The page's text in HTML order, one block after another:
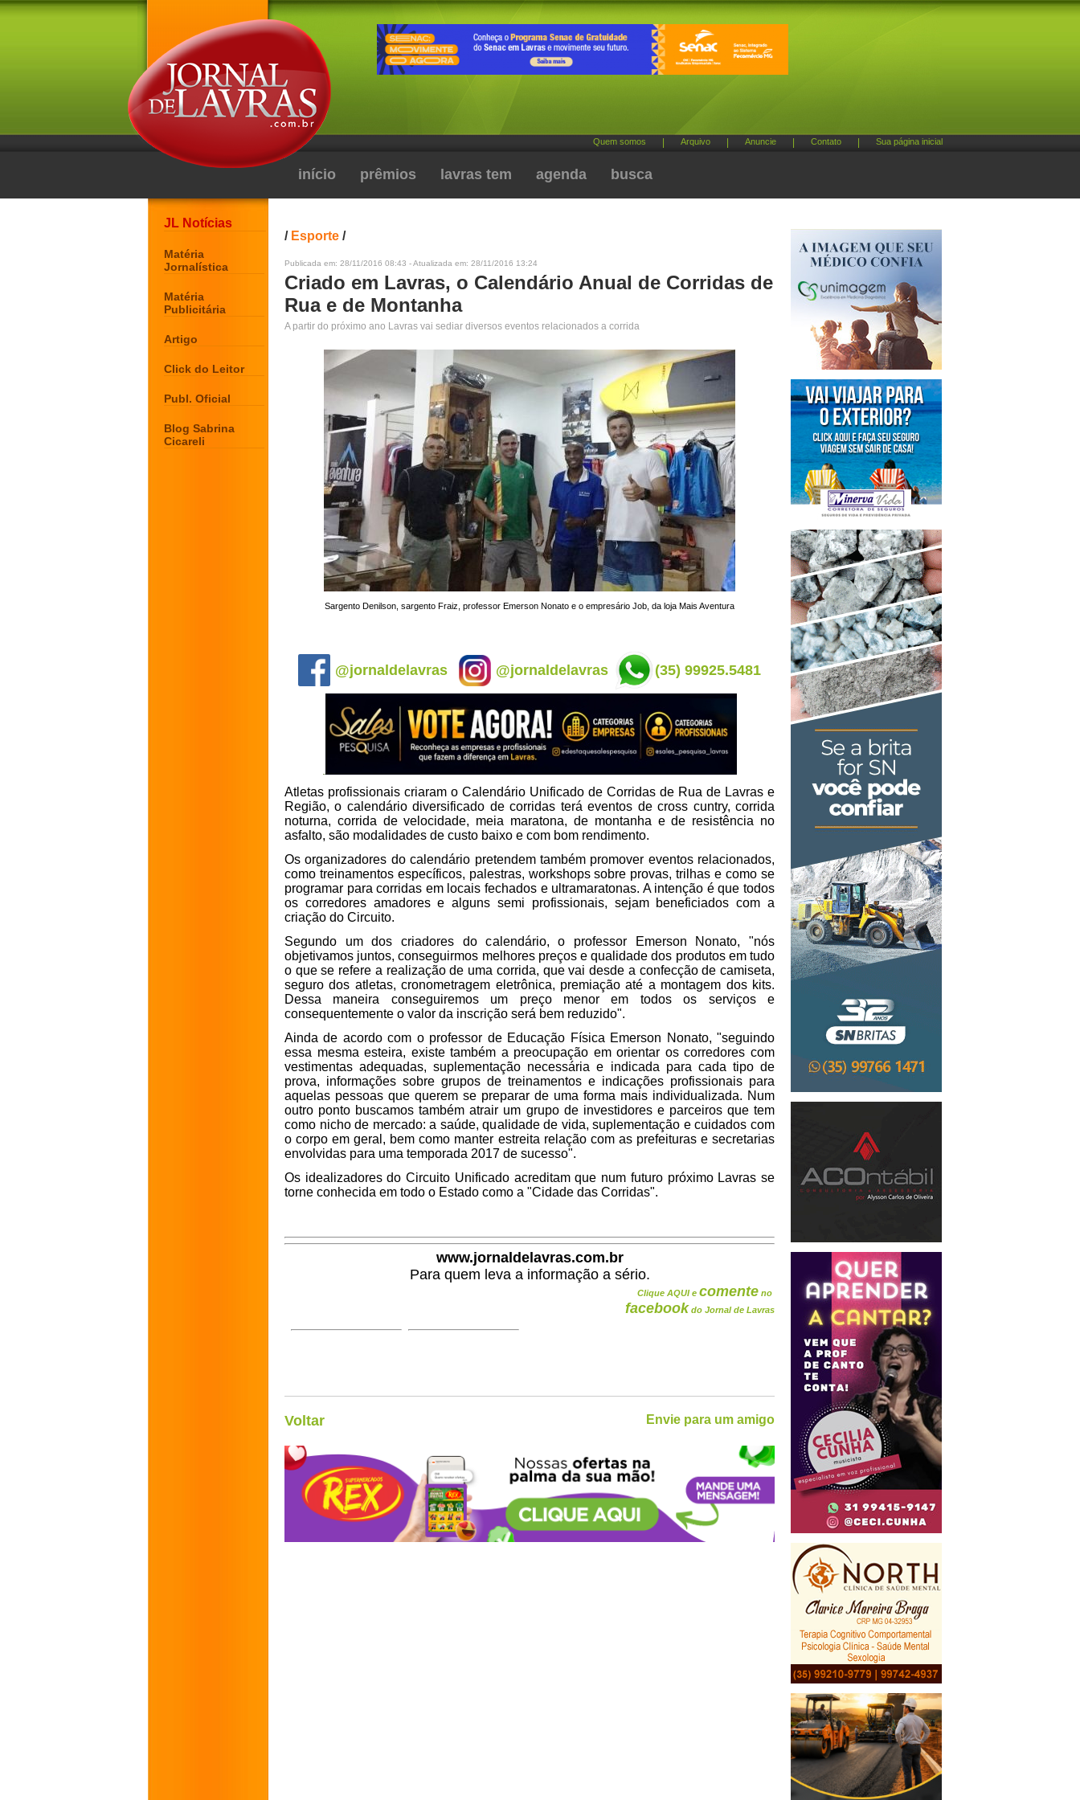
Quem somos Arquivo Anuncie Contato Sua página inicial
início prêmios lavras tem agenda busca
JL Notícias
Matéria
Jornalística
Matéria
Publicitária
Artigo
Click do Leitor
Publ. Oficial
Blog Sabrina
Cicareli
/ Esporte /
Publicada em: 28/11/2016 08:43 - Atualizada em: 28/11/2016 13:24
Criado em Lavras, o Calendário Anual de Corridas de
Rua e de Montanha
A partir do próximo ano Lavras vai sediar diversos eventos relacionados a corrida
Sargento Denilson, sargento Fraiz, professor Emerson Nonato e o empresário Job, da loja Mais Aventura
@jornaldelavras @jornaldelavras (35) 99925.5481
Atletas profissionais criaram o Calendário Unificado de Corridas de Rua de Lavras e
Região, o calendário diversificado de corridas terá eventos de cross cuntry, corrida
noturna, corrida de velocidade, meia maratona, de montanha e de resistência no
asfalto, são modalidades de custo baixo e com bom rendimento.
Os organizadores do calendário pretendem também promover eventos relacionados,
como treinamentos específicos, palestras, workshops sobre provas, trilhas e como se
programar para corridas em locais fechados e ultramaratonas. A intenção é que todos
os corredores amadores e alguns semi profissionais, sejam beneficiados com a
criação do Circuito.
Segundo um dos criadores do calendário, o professor Emerson Nonato, "nós
objetivamos juntos, conseguirmos melhores preços e qualidade dos produtos em tudo
o que se refere a realização de uma corrida, que vai desde a confecção de camiseta,
seguro dos atletas, cronometragem eletrônica, premiação até a montagem dos kits.
Dessa maneira conseguiremos um preço menor em todos os serviços e
consequentemente o valor da inscrição será bem reduzido".
Ainda de acordo com o professor de Educação Física Emerson Nonato, "seguindo
essa mesma esteira, existe também a preocupação em orientar os corredores com
vestimentas adequadas, suplementação necessária e indicada para cada tipo de
prova, informações sobre grupos de treinamentos e indicações profissionais para
aquelas pessoas que querem se preparar de uma forma mais individualizada. Num
outro ponto buscamos também atrair um grupo de investidores e parceiros que tem
como nicho de mercado: a saúde, qualidade de vida, suplementação e cuidados com
o corpo em geral, bem como manter estreita relação com as prefeituras e secretarias
envolvidas para uma temporada 2017 de sucesso".
Os idealizadores do Circuito Unificado acreditam que num futuro próximo Lavras se
torne conhecida em todo o Estado como a "Cidade das Corridas".
www.jornaldelavras.com.br
Para quem leva a informação a sério.
Clique AQUI e comente no
facebook do Jornal de Lavras
Voltar Envie para um amigo